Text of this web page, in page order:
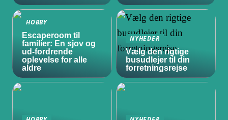
HOBBY
Escaperoom til
familier: En sjov og
ud-fordrende
oplevelse for alle
aldre
NYHEDER
Vælg den rigtige
busudlejer til din
forretningsrejse